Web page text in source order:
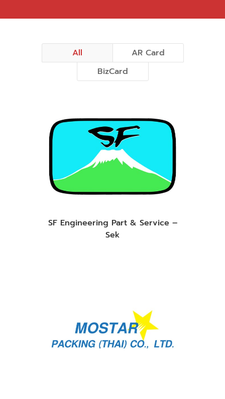
All
AR Card
BizCard
SF Engineering Part & Service –
Sek